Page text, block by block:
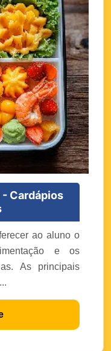
Cardápios
ao aluno o
e os
As principais